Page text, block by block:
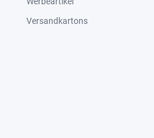
Versandkartons